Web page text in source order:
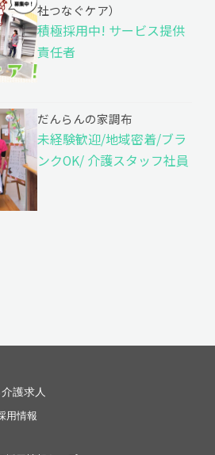
社つなぐケア）
積極採用中! サービス提供
責任者
だんらんの家調布
未経験歓迎/地域密着/ブラ
ンクOK/ 介護スタッフ社員